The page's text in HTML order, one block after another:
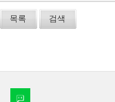
목록 검색